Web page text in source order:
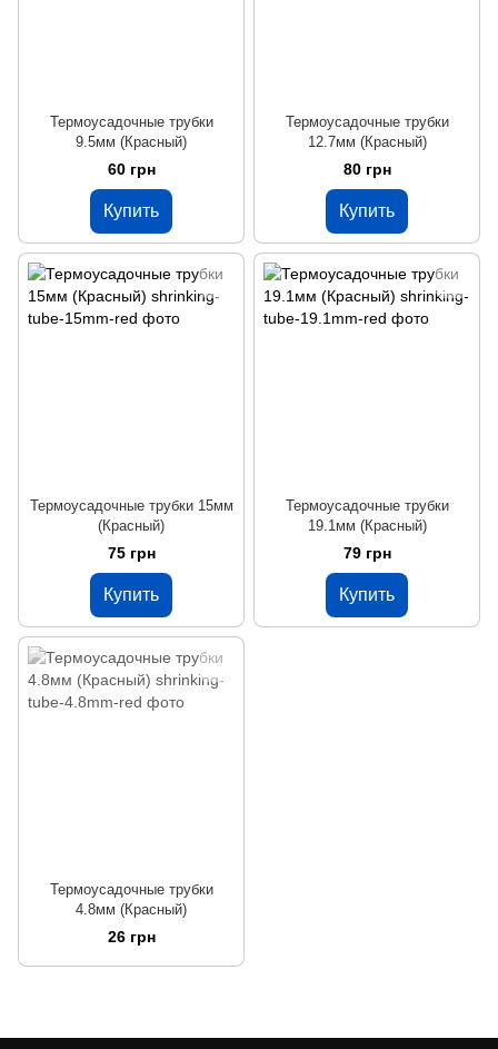
Термоусадочные трубки
9.5мм (Красный)
60 грн
Купить
Термоусадочные трубки
12.7мм (Красный)
80 грн
Купить
Термоусадочные трубки 15мм
(Красный)
75 грн
Купить
Термоусадочные трубки
19.1мм (Красный)
79 грн
Купить
Термоусадочные трубки
4.8мм (Красный)
26 грн